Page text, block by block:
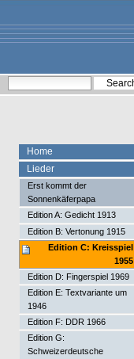
content.
navigation
Personal
tools
Home
Lieder
Erst kommt der
Sonnenkäferpapa
Edition A: Gedicht 1913
Edition B: Vertonung 1915
Edition C: Kreisspiel
1955
Edition D: Fingerspiel 1969
Edition E: Textvariante um
1946
Edition F: DDR 1966
Edition G:
Schweizerdeutsche